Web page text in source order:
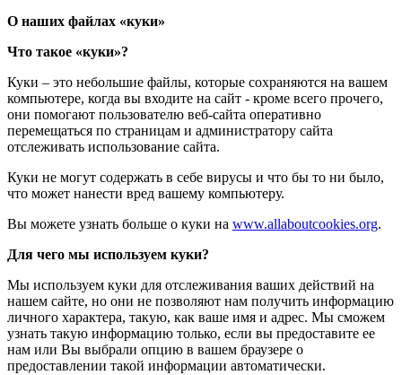
О наших файлах «куки»
Что такое «куки»?
Куки – это небольшие файлы, которые сохраняются на вашем
компьютере, когда вы входите на сайт - кроме всего прочего,
они помогают пользователю веб-сайта оперативно
перемещаться по страницам и администратору сайта
отслеживать использование сайта.
Куки не могут содержать в себе вирусы и что бы то ни было,
что может нанести вред вашему компьютеру.
Вы можете узнать больше о куки на www.allaboutcookies.org.
Для чего мы используем куки?
Мы используем куки для отслеживания ваших действий на
нашем сайте, но они не позволяют нам получить информацию
личного характера, такую, как ваше имя и адрес. Мы сможем
узнать такую информацию только, если вы предоставите ее
нам или Вы выбрали опцию в вашем браузере о
предоставлении такой информации автоматически.